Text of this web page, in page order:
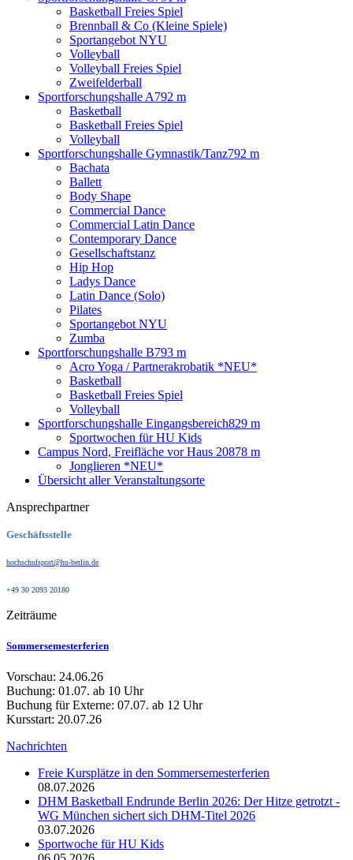
Basketball Freies Spiel
Brennball & Co (Kleine Spiele)
Sportangebot NYU
Volleyball
Volleyball Freies Spiel
Zweifelderball
Sportforschungshalle A792 m
Basketball
Basketball Freies Spiel
Volleyball
Sportforschungshalle Gymnastik/Tanz792 m
Bachata
Ballett
Body Shape
Commercial Dance
Commercial Latin Dance
Contemporary Dance
Gesellschaftstanz
Hip Hop
Ladys Dance
Latin Dance (Solo)
Pilates
Sportangebot NYU
Zumba
Sportforschungshalle B793 m
Acro Yoga / Partnerakrobatik *NEU*
Basketball
Basketball Freies Spiel
Volleyball
Sportforschungshalle Eingangsbereich829 m
Sportwochen für HU Kids
Campus Nord, Freifläche vor Haus 20878 m
Jonglieren *NEU*
Übersicht aller Veranstaltungsorte
Ansprechpartner
Geschäftsstelle
hochschulsport@hu-berlin.de
+49 30 2093 20180
Zeiträume
Sommersemesterferien
Vorschau: 24.06.26
Buchung: 01.07. ab 10 Uhr
Buchung für Externe: 07.07. ab 12 Uhr
Kursstart: 20.07.26
Nachrichten
Freie Kursplätze in den Sommersemesterferien
08.07.2026
DHM Basketball Endrunde Berlin 2026: Der Hitze getrotzt -
WG München sichert sich DHM-Titel 2026
03.07.2026
Sportwoche für HU Kids